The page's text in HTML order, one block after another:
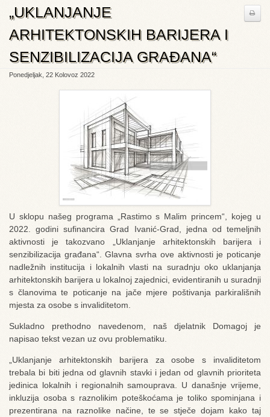
„UKLANJANJE
ARHITEKTONSKIH BARIJERA I
SENZIBILIZACIJA GRAĐANA“
Ponedjeljak, 22 Kolovoz 2022
U sklopu našeg programa „Rastimo s Malim princem“, kojeg u
2022. godini sufinancira Grad Ivanić-Grad, jedna od temeljnih
aktivnosti je takozvano „Uklanjanje arhitektonskih barijera i
senzibilizacija građana“. Glavna svrha ove aktivnosti je poticanje
nadležnih institucija i lokalnih vlasti na suradnju oko uklanjanja
arhitektonskih barijera u lokalnoj zajednici, evidentiranih u suradnji
s članovima te poticanje na jače mjere poštivanja parkirališnih
mjesta za osobe s invaliditetom.
Sukladno prethodno navedenom, naš djelatnik Domagoj je
napisao tekst vezan uz ovu problematiku.
„Uklanjanje arhitektonskih barijera za osobe s invaliditetom
trebala bi biti jedna od glavnih stavki i jedan od glavnih prioriteta
jedinica lokalnih i regionalnih samouprava. U današnje vrijeme,
inkluzija osoba s raznolikim poteškoćama je toliko spominjana i
prezentirana na raznolike načine, te se stječe dojam kako taj